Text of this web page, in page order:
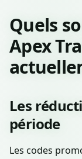
Quels
Apex
Les
période
Les codes